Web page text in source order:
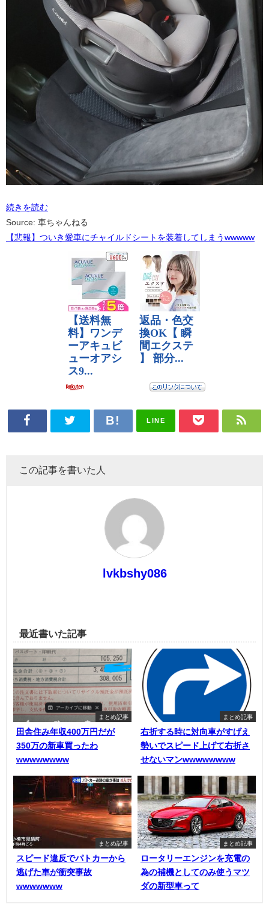
続きを読む
Source: 車ちゃんねる
【悲報】ついき愛車にチャイルドシートを装着してしまうwwwww
LINE
この記事を書いた人
lvkbshy086
最近書いた記事
まとめ記事
田舎住み年収400万円だが
350万の新車買ったわ
wwwwwwww
まとめ記事
右折する時に対向車がすげえ
勢いでスピード上げて右折さ
せないマンwwwwwwww
まとめ記事
スピード違反でパトカーから
逃げた車が衝突事故
wwwwwww
まとめ記事
ロータリーエンジンを充電の
為の補機としてのみ使うマツ
ダの新型車って